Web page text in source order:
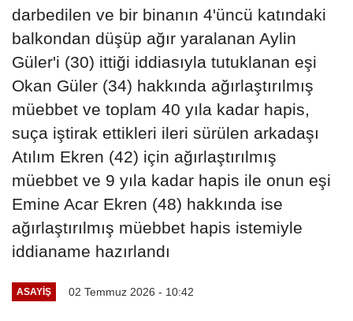
darbedilen ve bir binanın 4'üncü katındaki
balkondan düşüp ağır yaralanan Aylin
Güler'i (30) ittiği iddiasıyla tutuklanan eşi
Okan Güler (34) hakkında ağırlaştırılmış
müebbet ve toplam 40 yıla kadar hapis,
suça iştirak ettikleri ileri sürülen arkadaşı
Atılım Ekren (42) için ağırlaştırılmış
müebbet ve 9 yıla kadar hapis ile onun eşi
Emine Acar Ekren (48) hakkında ise
ağırlaştırılmış müebbet hapis istemiyle
iddianame hazırlandı
ASAYIŞ 02 Temmuz 2026 - 10:42